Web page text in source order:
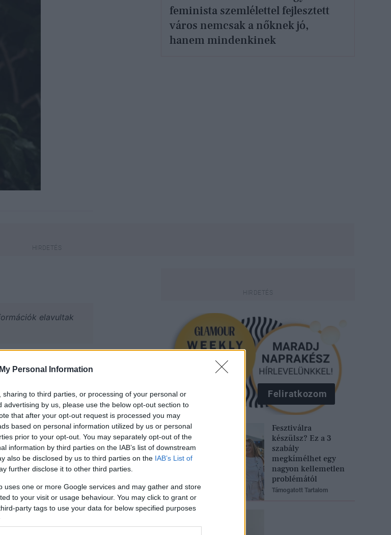
Personal Information
to third parties, or processing of your personal or
advertising by us, please use the below opt-out section to
that after your opt-out request is processed you may
based on personal information utilized by us or personal
prior to your opt-out. You may separately opt-out of the
information by third parties on the IAB’s list of downstream
also be disclosed by us to third parties on the IAB’s List of
further disclose it to other third parties.
uses one or more Google services and may gather and store
to your visit or usage behaviour. You may click to grant or
party tags to use your data for below specified purposes
feminista szemlélettel fejlesztett
város nemcsak a nőknek jó,
hanem mindenkinek
elavultak
Pinterest
erőkkel készül
as tavasz-nyári
egyaránt
Magenta szokásos
Feliratkozom
Fesztiválra
készülsz? Ez a 3
szabály
megkímélhet egy
nagyon kellemetlen
problémától
Támogatott Tartalom